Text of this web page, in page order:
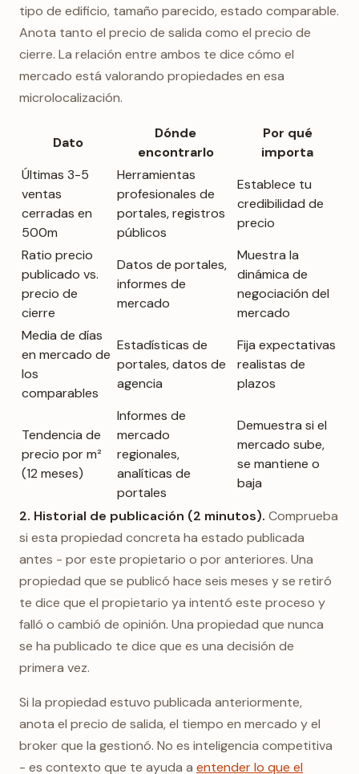
tipo de edificio, tamaño parecido, estado comparable.
Anota tanto el precio de salida como el precio de
cierre. La relación entre ambos te dice cómo el
mercado está valorando propiedades en esa
microlocalización.
Dato
Dónde
encontrarlo
Por qué
importa
Últimas 3-5
ventas
cerradas en
500m
Herramientas
profesionales de
portales, registros
públicos
Establece tu
credibilidad de
precio
Ratio precio
publicado vs.
precio de
cierre
Datos de portales,
informes de
mercado
Muestra la
dinámica de
negociación del
mercado
Media de días
en mercado de
los
comparables
Estadísticas de
portales, datos de
agencia
Fija expectativas
realistas de
plazos
Tendencia de
precio por m²
(12 meses)
Informes de
mercado
regionales,
analíticas de
portales
Demuestra si el
mercado sube,
se mantiene o
baja
2. Historial de publicación (2 minutos). Comprueba
si esta propiedad concreta ha estado publicada
antes - por este propietario o por anteriores. Una
propiedad que se publicó hace seis meses y se retiró
te dice que el propietario ya intentó este proceso y
falló o cambió de opinión. Una propiedad que nunca
se ha publicado te dice que es una decisión de
primera vez.
Si la propiedad estuvo publicada anteriormente,
anota el precio de salida, el tiempo en mercado y el
broker que la gestionó. No es inteligencia competitiva
- es contexto que te ayuda a entender lo que el